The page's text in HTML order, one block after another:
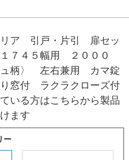
ア 引戸・片引 扉セッ
７４５幅用 ２０００
柄〉 左右兼用 カマ錠
窓付 ラクラクローズ付
いる方はこちらから製品
ます
ー